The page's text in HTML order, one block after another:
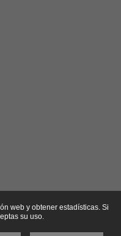
web y obtener estadísticas. Si
su uso.